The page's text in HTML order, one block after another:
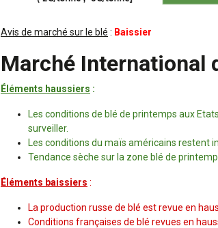
Avis de marché sur le blé : Baissier
Marché International
Éléments haussiers :
Les conditions de blé de printemps aux
surveiller.
Les conditions du maïs américains restent
Tendance sèche sur la zone blé de
Éléments baissiers :
La production russe de blé est revue en
Conditions françaises de blé revues en